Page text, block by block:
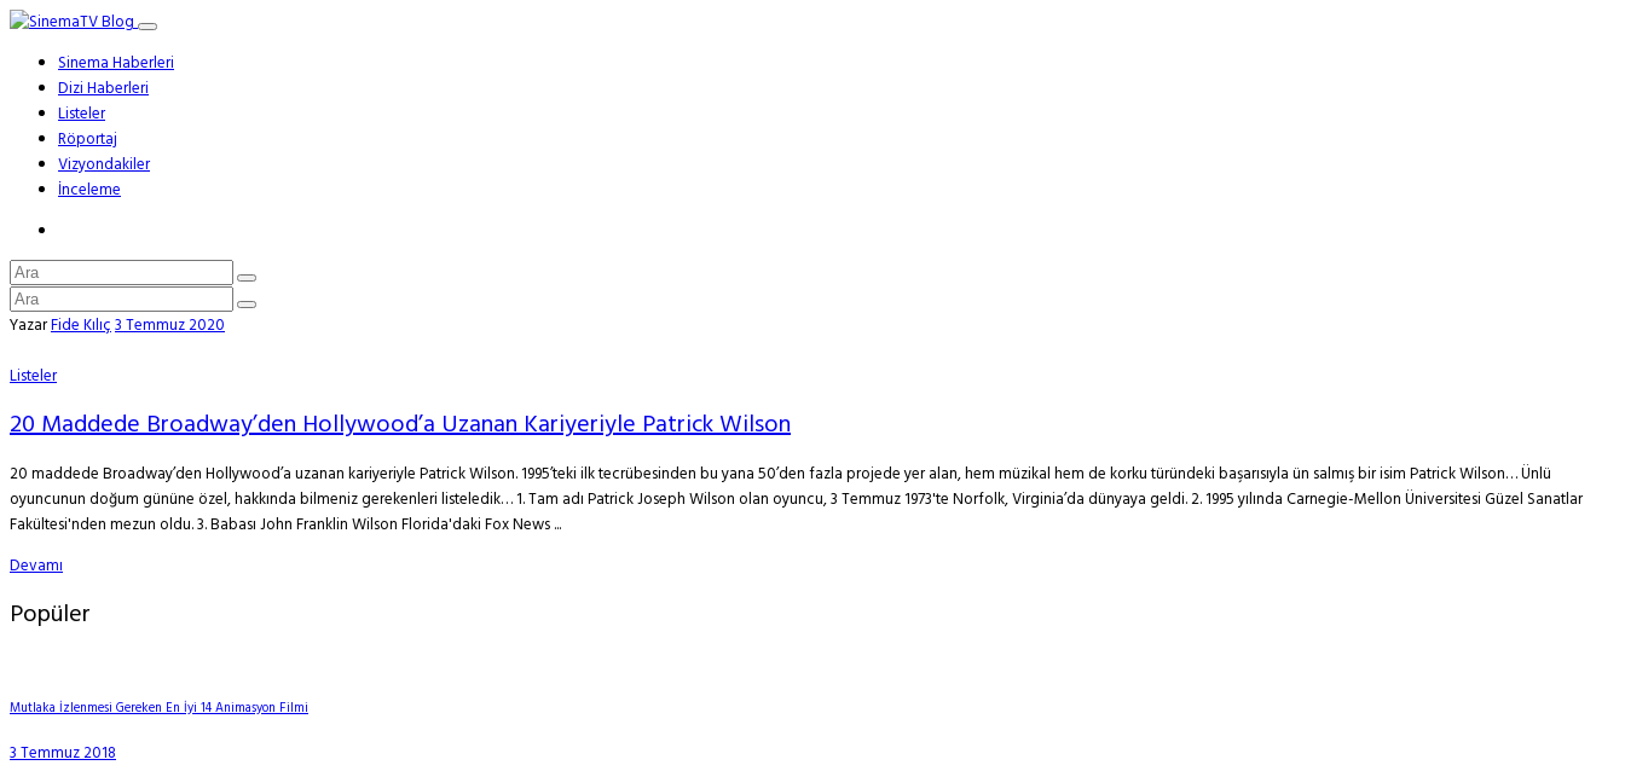
Sinema Haberleri
Dizi Haberleri
Listeler
Röportaj
Vizyondakiler
İnceleme
YazarFide Kılıç3 Temmuz 2020
Listeler
20 Maddede Broadway’den Hollywood’a Uzanan Kariyeriyle Patrick Wilson
20 maddede Broadway’den Hollywood’a uzanan kariyeriyle Patrick Wilson. 1995’teki ilk tecrübesinden bu yana 50’den fazla projede yer alan, hem müzikal hem de korku türündeki başarısıyla ün salmış bir isim Patrick Wilson… Ünlü
oyuncunun doğum gününe özel, hakkında bilmeniz gerekenleri listeledik… 1. Tam adı Patrick Joseph Wilson olan oyuncu, 3 Temmuz 1973'te Norfolk, Virginia’da dünyaya geldi. 2. 1995 yılında Carnegie-Mellon Üniversitesi Güzel Sanatlar
Fakültesi'nden mezun oldu. 3. Babası John Franklin Wilson Florida'daki Fox News ...
Devamı
Popüler
Mutlaka İzlenmesi Gereken En İyi 14 Animasyon Filmi
3 Temmuz 2018